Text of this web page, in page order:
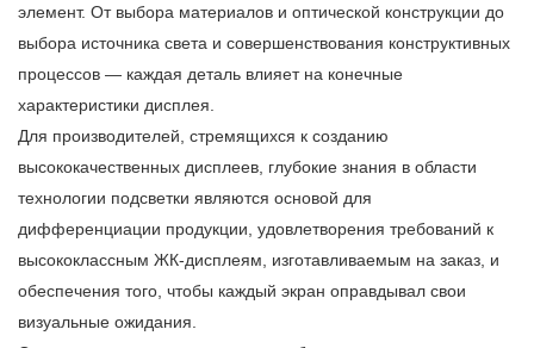
элемент. От выбора материалов и оптической конструкции до
выбора источника света и совершенствования конструктивных
процессов — каждая деталь влияет на конечные
характеристики дисплея.
Для производителей, стремящихся к созданию
высококачественных дисплеев, глубокие знания в области
технологии подсветки являются основой для
дифференциации продукции, удовлетворения требований к
высококлассным ЖК-дисплеям, изготавливаемым на заказ, и
обеспечения того, чтобы каждый экран оправдывал свои
визуальные ожидания.